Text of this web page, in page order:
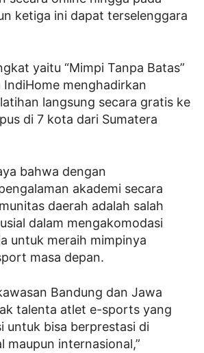
ketiga ini dapat terselenggara
yaitu “Mimpi Tanpa Batas”
menghadirkan
langsung secara gratis ke
di 7 kota dari Sumatera
bahwa dengan
akademi secara
daerah adalah salah
dalam mengakomodasi
untuk meraih mimpinya
masa depan.
Bandung dan Jawa
talenta atlet e-sports yang
untuk bisa berprestasi di
maupun internasional,”